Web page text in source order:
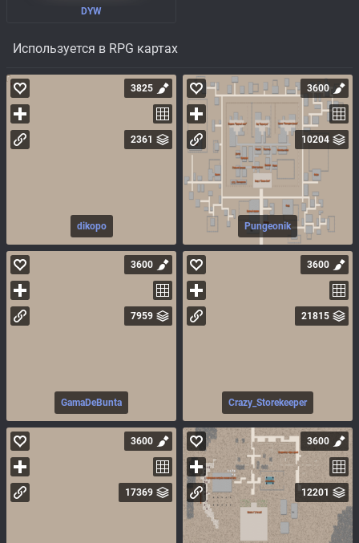
DYW
Используется в RPG картах
dikopo
3825
2361
Pungeonik
3600
10204
GamaDeBunta
3600
7959
Crazy_Storekeeper
3600
21815
3600
17369
3600
12201